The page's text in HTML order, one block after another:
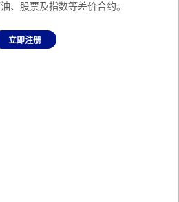
、股票及指数等差价合约。
立即注册